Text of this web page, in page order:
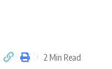
2 Min Read